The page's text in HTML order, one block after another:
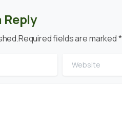
Reply
fields are marked *
Website